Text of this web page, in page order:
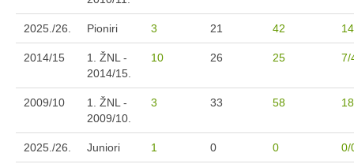
2025./26. Pioniri 3 21 42
2014/15
1. ŽNL -
2014/15.
10 26 25 7/
2009/10
1. ŽNL -
2009/10.
3 33 58
2025./26. Juniori 1 0 0 0/